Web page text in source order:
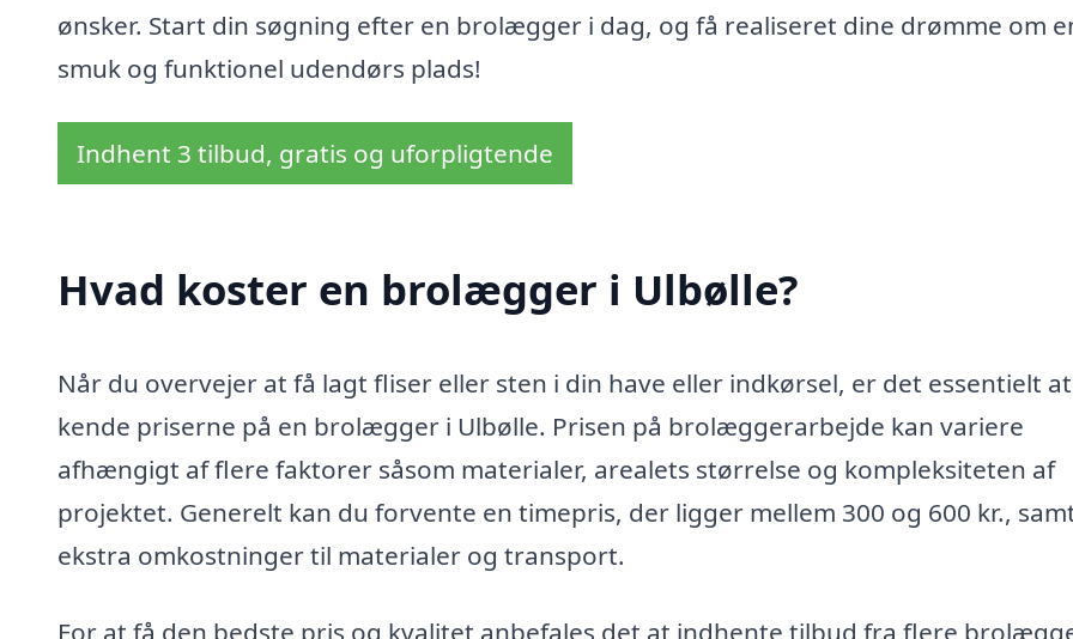
ønsker. Start din søgning efter en brolægger i dag, og få realiseret dine drømme om
smuk og funktionel udendørs plads!
Indhent 3 tilbud, gratis og uforpligtende
Hvad koster en brolægger i Ulbølle?
Når du overvejer at få lagt fliser eller sten i din have eller indkørsel, er det essentielt at
kende priserne på en brolægger i Ulbølle. Prisen på brolæggerarbejde kan variere
afhængigt af flere faktorer såsom materialer, arealets størrelse og kompleksiteten af
projektet. Generelt kan du forvente en timepris, der ligger mellem 300 og 600 kr.,
ekstra omkostninger til materialer og transport.
For at få den bedste pris og kvalitet anbefales det at indhente tilbud fra flere